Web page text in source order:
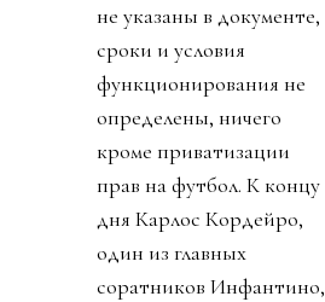
не указаны в документе,
сроки и условия
функционирования не
определены, ничего
кроме приватизации
прав на футбол. К концу
дня Карлос Кордейро,
один из главных
соратников Инфантино,